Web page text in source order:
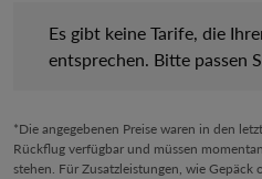
Es gibt keine Tarife, die
entsprechen. Bitte passen
*Die angegebenen Preise waren in den
Rückflug verfügbar und müssen
stehen. Für Zusatzleistungen, wie Gepäck